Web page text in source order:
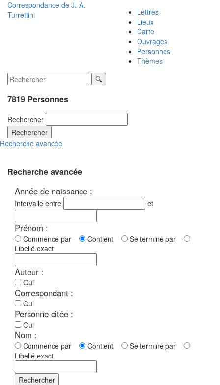
Correspondance de J.-A.
Turrettini
Lettres
Lieux
Carte
Ouvrages
Personnes
Thèmes
7819 Personnes
Rechercher
Rechercher
Recherche avancée
Recherche avancée
Année de naissance :
Intervalle entre et
Prénom :
Commence par Contient
Se termine par
Libellé exact
Auteur :
Oui
Correspondant :
Oui
Personne citée :
Oui
Nom :
Commence par Contient
Se termine par
Libellé exact
Rechercher